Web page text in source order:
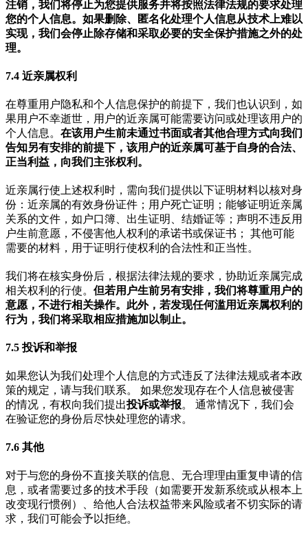
注销，我们将停止为您提供服务并将按照法律法规的要求处理
您的个人信息。如果删除、匿名化处理个人信息从技术上难以
实现，我们会停止除存储和采取必要的安全保护措施之外的处
理。
7.4 近亲属权利
在尊重用户隐私和个人信息保护的前提下，我们也认识到，如
果用户不幸逝世，用户的近亲属可能需要访问或处理该用户的
个人信息。 在该用户生前未通过书面或者其他合理方式向我们
告知另有安排的前提下，该用户的近亲属可基于自身的合法、
正当利益，向我们主张权利。
近亲属行使上述权利时，需向我们提供以下证明材料以核对身
份：近亲属的有效身份证件；用户死亡证明；能够证明近亲属
关系的文件，如户口簿、出生证明、结婚证等；声明不违反用
户生前意愿，不侵害他人权利的承诺书或保证书； 其他可能
需要的材料，用于证明行使权利的合法性和正当性。
我们将在核实身份后，根据法律法规的要求，协助近亲属完成
相关权利的行使。 但若用户生前另有安排，我们将尊重用户的
意愿，不进行相关操作。此外，若发现任何滥用近亲属权利的
行为，我们将采取相应措施加以制止。
7.5 投诉和举报
如果您认为我们处理个人信息的方式违反了法律法规或者本政
策的规定，请与我们联系。 如果您发现存在个人信息被侵害
的情况，有权向我们提出投诉或举报。 通常情况下，我们会
在验证您的身份后尽快处理您的请求。
7.6 其他
对于与您的身份不直接关联的信息、无合理理由重复申请的信
息，或者需要过多的技术手段（如需要开发新系统或从根本上
改变现行惯例）、给他人合法权益带来风险或者不切实际的请
求，我们可能会予以拒绝。